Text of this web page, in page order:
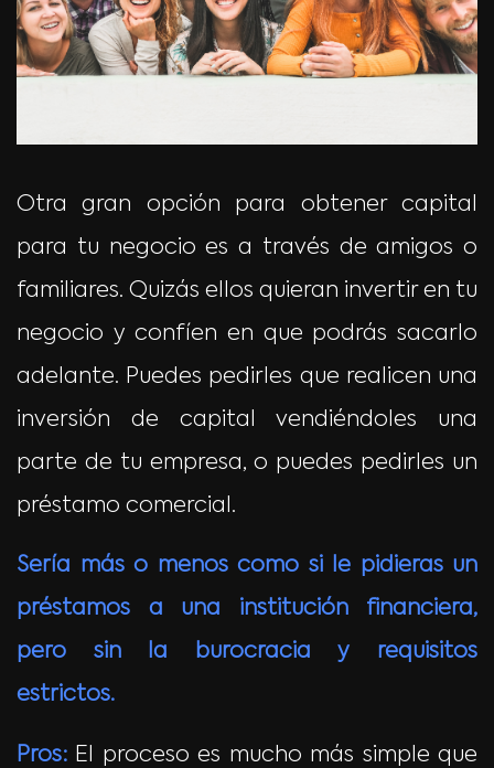
Otra gran opción para obtener capital
para tu negocio es a través de amigos o
familiares. Quizás ellos quieran invertir en tu
negocio y confíen en que podrás sacarlo
adelante. Puedes pedirles que realicen una
inversión de capital vendiéndoles una
parte de tu empresa, o puedes pedirles un
préstamo comercial.
Sería más o menos como si le pidieras un
préstamos a una institución financiera,
pero sin la burocracia y requisitos
estrictos.
Pros: El proceso es mucho más simple que